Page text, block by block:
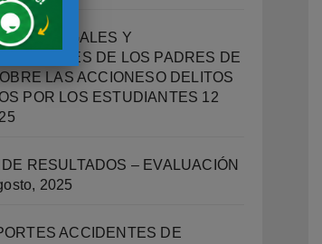
LEGALES Y
DE LOS PADRES DE
LAS ACCIONESO DELITOS
POR LOS ESTUDIANTES 12
DE RESULTADOS – EVALUACIÓN
2025
ACCIDENTES DE